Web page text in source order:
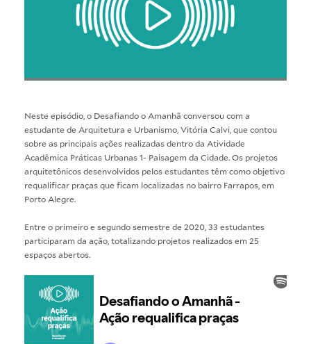
Neste episódio, o Desafiando o Amanhã conversou com a
estudante de Arquitetura e Urbanismo , Vitória Calvi, que contou
sobre as principais ações realizadas dentro da Atividade
Acadêmica Práticas Urbanas 1- Paisagem da Cidade. Os projetos
arquitetônicos desenvolvidos pelos estudantes têm como objetivo
requalificar praças que ficam localizadas no bairro Farrapos, em
Porto Alegre.
Entre o primeiro e segundo semestre de 2020, 33 estudantes
participaram da ação, totalizando projetos realizados em 25
espaços abertos.